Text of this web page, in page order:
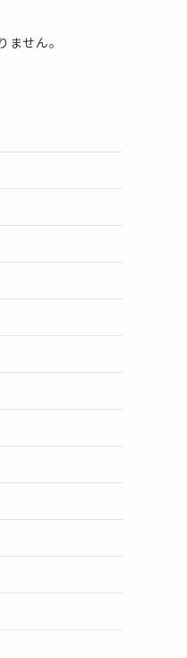
せん。